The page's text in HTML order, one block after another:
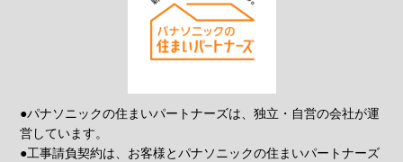
●パナソニックの住まいパートナーズは、独立・自営の会社が運
営しています。
●工事請負契約は、お客様とパナソニックの住まいパートナーズ